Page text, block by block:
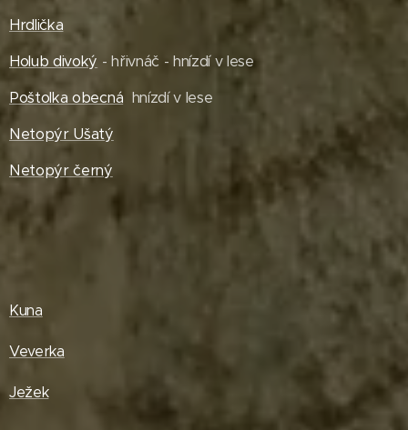
Hrdlička
Holub divoký - hřivnáč - hnízdí v lese
Poštolka obecná hnízdí v lese
Netopýr Ušatý
Netopýr černý
Kuna
Veverka
Ježek